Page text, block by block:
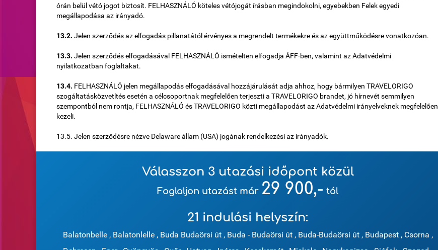
órán belül vétó jogot biztosít. FELHASZNÁLÓ köteles vétójogát írásban megindokolni, egyebekben Felek egyedi
megállapodása az irányadó.
13.2. Jelen szerződés az elfogadás pillanatától érvényes a megrendelt termékekre és az együttműködésre vonatkozóan.
13.3. Jelen szerződés elfogadásával FELHASZNÁLÓ ismételten elfogadja ÁFF-ben, valamint az Adatvédelmi
nyilatkozatban foglaltakat.
13.4. FELHASZNÁLÓ jelen megállapodás elfogadásával hozzájárulását adja ahhoz, hogy bármilyen TRAVELORIGO
szogáltatásközvetítés esetén a célcsoportnak megfelelően terjeszti a TRAVELORIGO brandet, jó hírnevét semmilyen
szempontból nem rontja, FELHASZNÁLÓ és TRAVELORIGO közti megállapodást az Adatvédelmi irányelveknek megfelelően
kezeli.
13.5. Jelen szerződésre nézve Delaware állam (USA) jogának rendelkezési az irányadók.
Válasszon 3 utazási időpont közül
Foglaljon utazást már 29 900,- tól
21 indulási helyszín:
Balatonbelle ,Balatonlelle ,Buda Budaörsi út ,Buda - Budaörsi út ,Buda-Budaörsi út ,Budapest ,Csorna ,